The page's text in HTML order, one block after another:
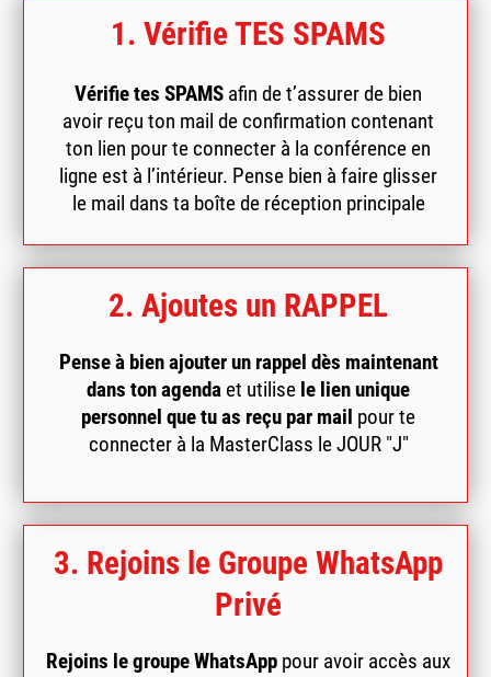
1. Vérifie TES SPAMS
Vérifie tes SPAMS afin de t’assurer de bien
avoir reçu ton mail de confirmation contenant
ton lien pour te connecter à la conférence en
ligne est à l’intérieur. Pense bien à faire glisser
le mail dans ta boîte de réception principale
2. Ajoutes un RAPPEL
Pense à bien ajouter un rappel dès maintenant
dans ton agenda et utilise le lien unique
personnel que tu as reçu par mail pour te
connecter à la MasterClass le JOUR "J"
3. Rejoins le Groupe WhatsApp
Privé
Rejoins le groupe WhatsApp pour avoir accès aux